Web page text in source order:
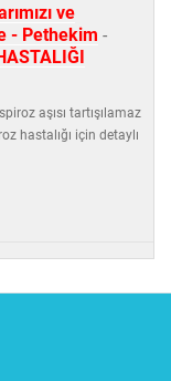
ve
- Pethekim -
aşısı tartışılamaz
hastalığı için detaylı